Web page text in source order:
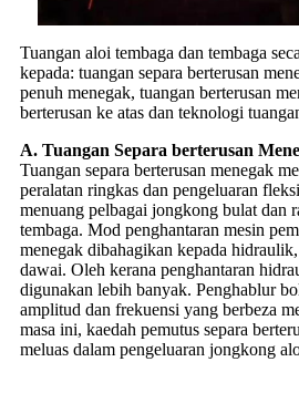
Tuangan aloi tembaga dan tembaga
kepada: tuangan separa berterusan
penuh menegak, tuangan berterusan
berterusan ke atas dan teknologi
A. Tuangan Separa berterusan
Tuangan separa berterusan menegak
peralatan ringkas dan pengeluaran
menuang pelbagai jongkong bulat dan
tembaga. Mod penghantaran mesin
menegak dibahagikan kepada
dawai. Oleh kerana penghantaran
digunakan lebih banyak. Penghablur
amplitud dan frekuensi yang berbeza
masa ini, kaedah pemutus separa
meluas dalam pengeluaran jongkong